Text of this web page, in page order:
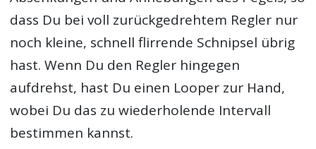
dass Du bei voll zurückgedrehtem Regler nur
noch kleine, schnell flirrende Schnipsel übrig
hast. Wenn Du den Regler hingegen
aufdrehst, hast Du einen Looper zur Hand,
wobei Du das zu wiederholende Intervall
bestimmen kannst.